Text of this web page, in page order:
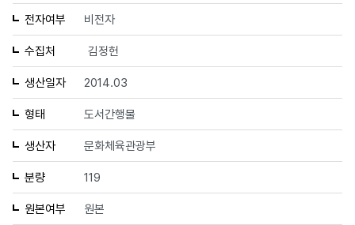
전자여부 비전자
수집처 김정헌
생산일자 2014.03
형태 도서간행물
생산자 문화체육관광부
분량 119
원본여부 원본